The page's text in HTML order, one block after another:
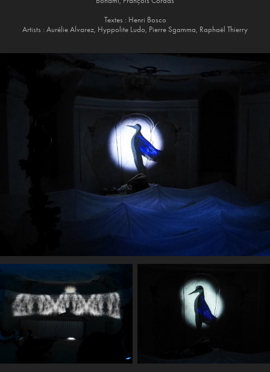
Textes : Henri Bosco
Artists : Aurélie Alvarez, Hyppolite Ludo, Pierre Sgamma, Raphaël Thierry